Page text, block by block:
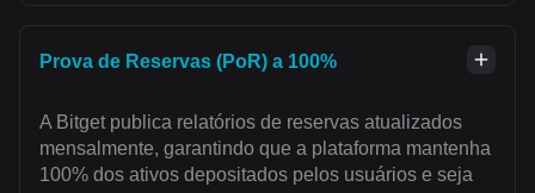
Prova de Reservas (PoR) a 100%
A Bitget publica relatórios de reservas atualizados
mensalmente, garantindo que a plataforma mantenha
100% dos ativos depositados pelos usuários e seja